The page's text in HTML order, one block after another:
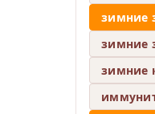
зимние
зимние
зимние